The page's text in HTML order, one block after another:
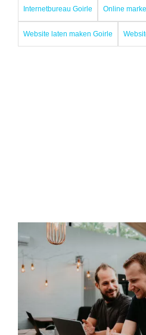
Internetbureau Goirle Online
Website laten maken Goirle
Klantbehoefte centraal:
Ben je ooit gefrustreerd geraakt
een paar milliseconden te
geprobeerd een product aan je
zonder een bevestiging te
vaak heb je gezocht naar